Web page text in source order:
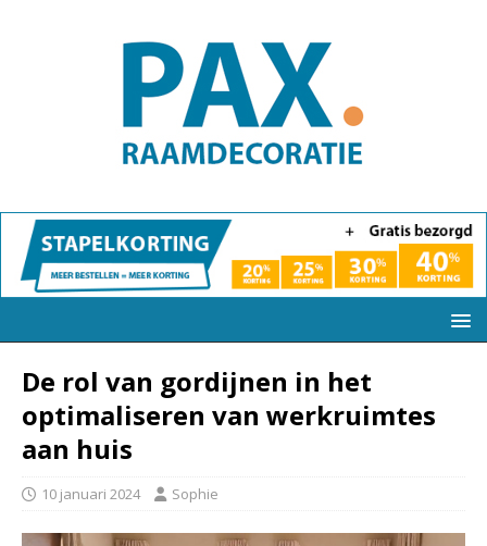
De rol van gordijnen in het
optimaliseren van werkruimtes
aan huis
10 januari 2024 Sophie